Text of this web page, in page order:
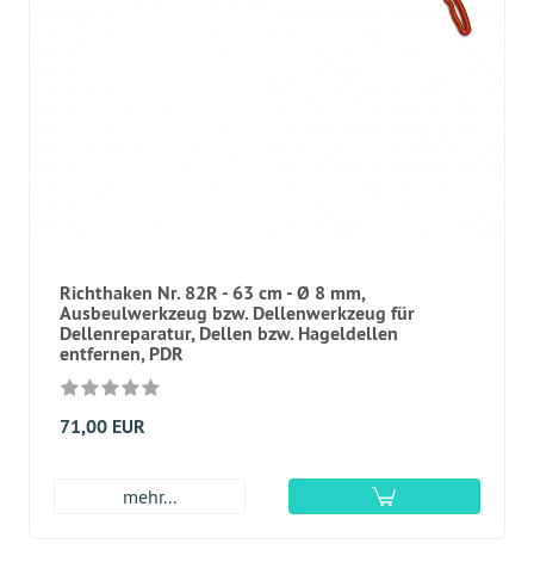
Richthaken Nr. 82R - 63 cm - Ø 8 mm,
Ausbeulwerkzeug bzw. Dellenwerkzeug für
Dellenreparatur, Dellen bzw. Hageldellen
entfernen, PDR
71,00 EUR
mehr...